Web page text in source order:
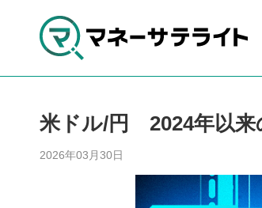
米ドル/円 2024年以来
2026年03月30日